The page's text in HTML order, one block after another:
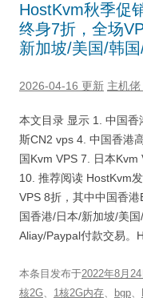
HostKvm秋季促
终身7折，全场
新加坡/美国/韩
2026-04-16 更新 主机佬
本文目录 显示 1. 中国
斯CN2 vps 4. 中国香港
国Kvm VPS 7. 日本
10. 推荐阅读 HostKvm
VPS 8折，其中中国香
国香港/日本/新加坡/美
Aliay/Paypal付款交易。
本条目发布于2022年8月24
核2G、 1核2G内存、 bgp、